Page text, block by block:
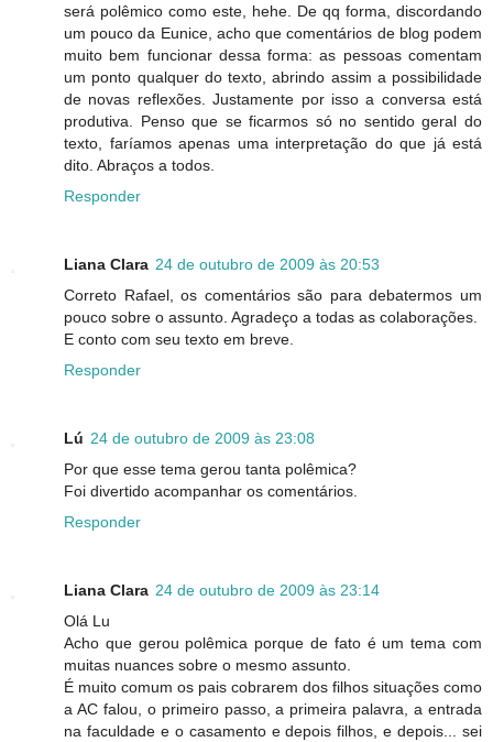
será polêmico como este, hehe. De qq forma, discordando
um pouco da Eunice, acho que comentários de blog podem
muito bem funcionar dessa forma: as pessoas comentam
um ponto qualquer do texto, abrindo assim a possibilidade
de novas reflexões. Justamente por isso a conversa está
produtiva. Penso que se ficarmos só no sentido geral do
texto, faríamos apenas uma interpretação do que já está
dito. Abraços a todos.
Responder
Liana Clara 24 de outubro de 2009 às 20:53
Correto Rafael, os comentários são para debatermos um
pouco sobre o assunto. Agradeço a todas as colaborações.
E conto com seu texto em breve.
Responder
Lú 24 de outubro de 2009 às 23:08
Por que esse tema gerou tanta polêmica?
Foi divertido acompanhar os comentários.
Responder
Liana Clara 24 de outubro de 2009 às 23:14
Olá Lu
Acho que gerou polêmica porque de fato é um tema com
muitas nuances sobre o mesmo assunto.
É muito comum os pais cobrarem dos filhos situações como
a AC falou, o primeiro passo, a primeira palavra, a entrada
na faculdade e o casamento e depois filhos, e depois... sei